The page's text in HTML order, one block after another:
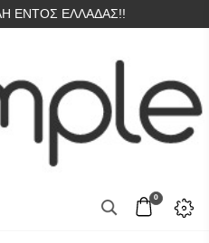
ΕΝΤΟΣ ΕΛΛΑΔΑΣ!!
0